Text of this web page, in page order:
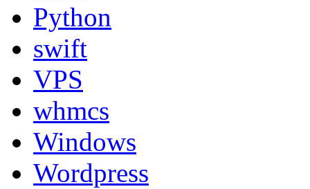
Python
swift
VPS
whmcs
Windows
Wordpress